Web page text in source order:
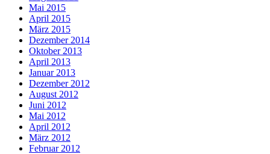
Mai 2015
April 2015
März 2015
Dezember 2014
Oktober 2013
April 2013
Januar 2013
Dezember 2012
August 2012
Juni 2012
Mai 2012
April 2012
März 2012
Februar 2012